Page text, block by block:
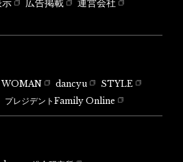
示
広告掲載
運営会社
WOMAN dancyu
STYLE
プレジデントFamily Online